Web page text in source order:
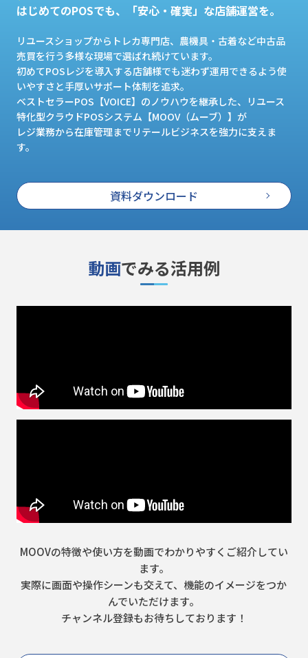
はじめてのPOSでも、「安心・確実」な店舗運営を。
リユースショップからトレカ専門店、農機具・古着など中古品
売買を行う多様な現場で選ばれ続けています。
初めてPOSレジを導入する店舗様でも迷わず運用できるよう使
いやすさと手厚いサポート体制を追求。
ベストセラーPOS【VOICE】のノウハウを継承した、リユース
特化型クラウドPOSシステム【MOOV（ムーブ）】が
レジ業務から在庫管理までリテールビジネスを強力に支えま
す。
資料ダウンロード
動画でみる活用例
MOOVの特徴や使い方を動画でわかりやすくご紹介してい
ます。
実際に画面や操作シーンも交えて、機能のイメージをつか
んでいただけます。
チャンネル登録もお待ちしております！